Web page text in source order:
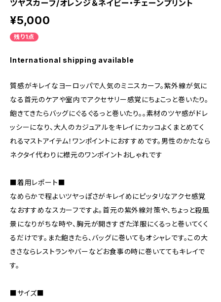
ツヤスカーフ/オレンジ＆ネイビー・チェーンプリント
¥5,000
残り1点
International shipping available
質感がキレイなヨーロッパで人気のミニスカーフ。紫外線が気に
なる首元のケアや室内でアクセサリー感覚にちょこっと巻いたり。
飽きてきたらバッグにぐるぐるっと巻いたり。。素材のツヤ感がドレ
ッシーになり、大人のカジュアルをキレイにカッコよくまとめてく
れるマストアイテム！ワンポイントにおすすめです。男性のかたなら
ネクタイ代わりに襟元のワンポイントおしゃれです
■着用レポート■
なめらかで程よいツヤっぽさがキレイめにピッタリなアクセ感覚
なおすすめなスカーフですよ。首元の紫外線対策や、ちょっと殺風
景になりがちな時や、胸元が開きすぎた洋服にくるっと巻いてくく
るだけです。また飽きたら、バッグに巻いてもオシャレです。この大
きさならレストランやバーなどお食事の時に巻いててもキレイで
す。
■サイズ■